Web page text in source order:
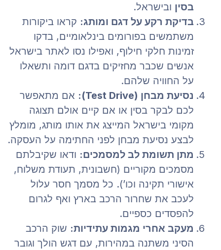
בסיןובישראל.
בדיקת רקע על דגם ומותג:קראו ביקורות
משתמשים בפורומים בינלאומיים, בדקו
זמינות חלקי חילוף, ואפילו נסו לאתר בישראל
אנשים שכבר מחזיקים בדגם דומה ותשאלו
על החוויה שלהם.
נסיעת מבחן (Test Drive):
אם מתאפשר
לכם לבקר בסין או אם קיים אולם תצוגה
מקומי בישראל המייצג את אותו מותג, מומלץ
לבצע נסיעת מבחן לפני החתימה על העסקה.
מתן תשומת לב למסמכים:ודאו שקיבלתם
מסמכים מקוריים (חשבונית, תעודת משלוח,
אישורי תקינה וכו’). כל מסמך חסר עלול
לעכב את שחרור הרכב בארץ ואף לגרום
להפסדים כספיים.
מעקב אחרי מגמות עתידיות:שוק הרכב
הסיני משתנה במהירות, עם דגש הולך וגובר